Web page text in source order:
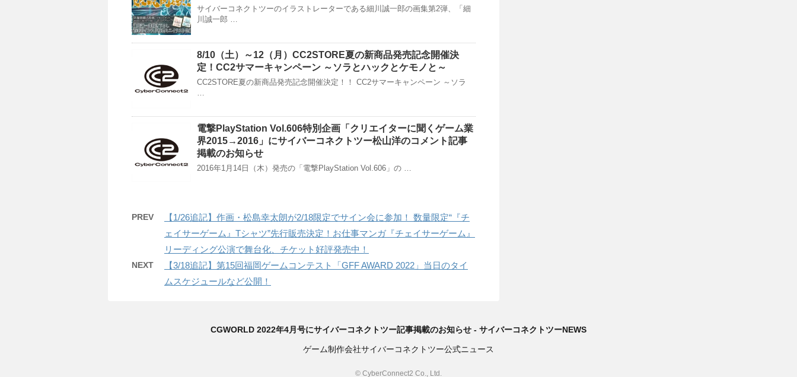
サイバーコネクトツーのイラストレーターである細川誠一郎の画集第2弾、「細
川誠一郎 …
8/10（土）～12（月）CC2STORE夏の新商品発売記念開催決
定！CC2サマーキャンペーン ～ソラとハックとケモノと～
CC2STORE夏の新商品発売記念開催決定！！ CC2サマーキャンペーン ～ソラ
…
電撃PlayStation Vol.606特別企画「クリエイターに聞くゲーム業
界2015→2016」にサイバーコネクトツー松山洋のコメント記事
掲載のお知らせ
2016年1月14日（木）発売の「電撃PlayStation Vol.606」の …
PREV
【1/26追記】作画・松島幸太朗が2/18限定でサイン会に参加！ 数量限定“『チ
ェイサーゲーム』Tシャツ”先行販売決定！お仕事マンガ『チェイサーゲーム』
リーディング公演で舞台化、チケット好評発売中！
NEXT
【3/18追記】第15回福岡ゲームコンテスト「GFF AWARD 2022」当日のタイ
ムスケジュールなど公開！
CGWORLD 2022年4月号にサイバーコネクトツー記事掲載のお知らせ - サイバーコネクトツーNEWS
ゲーム制作会社サイバーコネクトツー公式ニュース
© CyberConnect2 Co., Ltd.